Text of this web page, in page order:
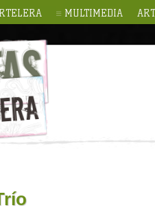
MULTIMEDIA